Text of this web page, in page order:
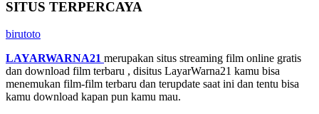
SITUS TERPERCAYA
birutoto
LAYARWARNA21 merupakan situs streaming film online gratis
dan download film terbaru , disitus LayarWarna21 kamu bisa
menemukan film-film terbaru dan terupdate saat ini dan tentu bisa
kamu download kapan pun kamu mau.